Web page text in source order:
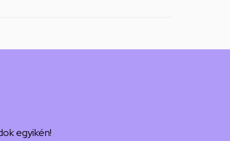
egyikén!